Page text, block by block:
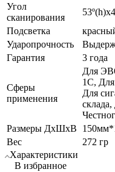
Угол
сканирования
Подсветка
Ударопрочность
Гарантия
3 года
Сферы
применения
Для
1С,
Для
Размеры ДхШхВ
Вес
272 гр
Характеристики
В избранное